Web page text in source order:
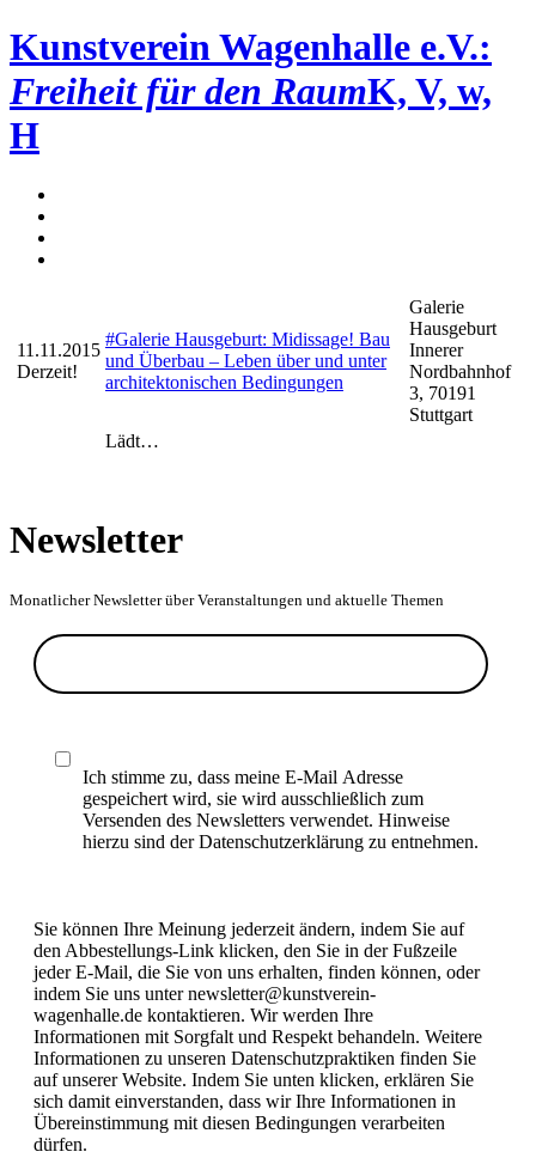
Kunstverein Wagenhalle e.V.:
Freiheit für den RaumK, V, w,
H
11.11.2015
Derzeit!
#Galerie Hausgeburt: Midissage! Bau
und Überbau – Leben über und unter
architektonischen Bedingungen
Galerie
Hausgeburt
Innerer
Nordbahnhof
3, 70191
Stuttgart
Lädt…
Newsletter
Monatlicher Newsletter über Veranstaltungen und aktuelle Themen
Ich stimme zu, dass meine E-Mail Adresse
gespeichert wird, sie wird ausschließlich zum
Versenden des Newsletters verwendet. Hinweise
hierzu sind der Datenschutzerklärung zu entnehmen.
Sie können Ihre Meinung jederzeit ändern, indem Sie auf
den Abbestellungs-Link klicken, den Sie in der Fußzeile
jeder E-Mail, die Sie von uns erhalten, finden können, oder
indem Sie uns unter newsletter@kunstverein-
wagenhalle.de kontaktieren. Wir werden Ihre
Informationen mit Sorgfalt und Respekt behandeln. Weitere
Informationen zu unseren Datenschutzpraktiken finden Sie
auf unserer Website. Indem Sie unten klicken, erklären Sie
sich damit einverstanden, dass wir Ihre Informationen in
Übereinstimmung mit diesen Bedingungen verarbeiten
dürfen.